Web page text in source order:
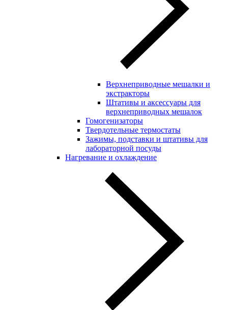
Верхнеприводные мешалки и
экстракторы
Штативы и аксессуары для
верхнеприводных мешалок
Гомогенизаторы
Твердотельные термостаты
Зажимы, подставки и штативы для
лабораторной посуды
Нагревание и охлаждение